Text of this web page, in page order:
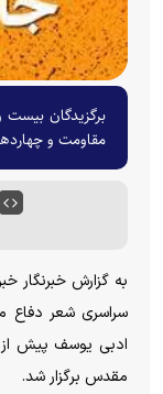
برگزیدگان
مقاومت و
به گزارش خبرنگار
سراسری شعر دفاع
ادبی یوسف پیش از
مقدس برگزار شد.